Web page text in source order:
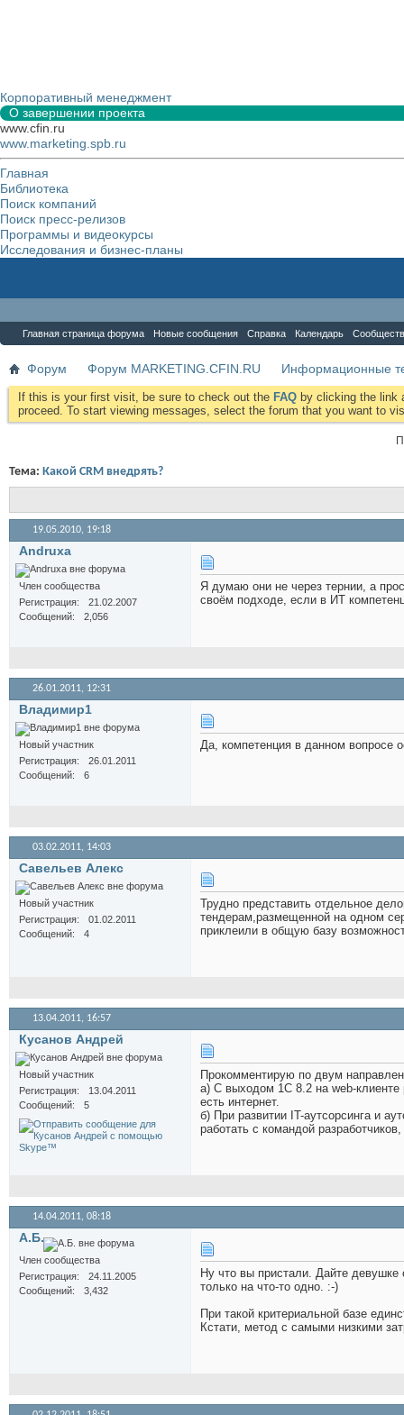
Корпоративный менеджмент
О завершении проекта
www.cfin.ru
www.marketing.spb.ru
Главная
Библиотека
Поиск компаний
Поиск пресс-релизов
Программы и видеокурсы
Исследования и бизнес-планы
Главная страница форума Новые сообщения Справка Календарь
Форум Форум MARKETING.CFIN.RU Информационные
If this is your first visit, be sure to check out the FAQ by clicking the link
proceed. To start viewing messages, select the forum that you want to
Тема: Какой CRM внедрять?
19.05.2010, 19:18
Andruxa
Член сообщества
Регистрация
21.02.2007
Сообщений
2,056
Я думаю они не через тернии, а
своём подходе, если в ИТ
26.01.2011, 12:31
Владимир1
Новый участник
Регистрация
26.01.2011
Сообщений
6
Да, компетенция в данном вопросе
03.02.2011, 14:03
Савельев Алекс
Новый участник
Регистрация
01.02.2011
Сообщений
4
Трудно представить отдельное
тендерам,размещенной на одном
приклеили в общую базу
13.04.2011, 16:57
Кусанов Андрей
Новый участник
Регистрация
13.04.2011
Сообщений
5
Прокомментирую по двум
а) С выходом 1С 8.2 на web-клиенте
есть интернет.
б) При развитии IT-аутсорсинга и
работать с командой
14.04.2011, 08:18
А.Б.
Член сообщества
Регистрация
24.11.2005
Сообщений
3,432
Ну что вы пристали. Дайте девушке
только на что-то одно. :-)
При такой критериальной базе
Кстати, метод с самыми низкими